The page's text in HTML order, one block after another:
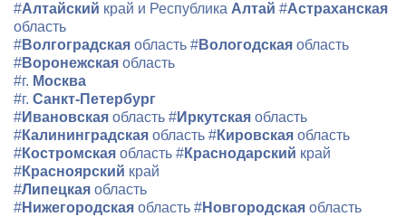
#Алтайский край и Республика Алтай #Астраханская
область
#Волгоградская область #Вологодская область
#Воронежская область
#г. Москва
#г. Санкт-Петербург
#Ивановская область #Иркутская область
#Калининградская область #Кировская область
#Костромская область #Краснодарский край
#Красноярский край
#Липецкая область
#Нижегородская область #Новгородская область